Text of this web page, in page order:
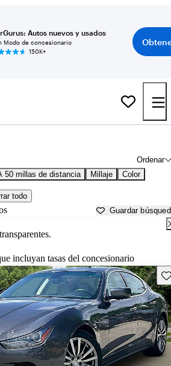
Autos nuevos y usados
Modo de concesionario
150K+
Ordenar
50 millas de distancia Millaje Color
todo
Guardar
incluyan tasas del concesionario